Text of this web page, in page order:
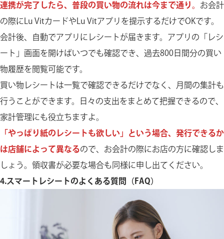
連携が完了したら、普段の買い物の流れは今まで通り。 お会計
の際にLu VitカードやLu Vitアプリを提示するだけでOKです。
会計後、自動でアプリにレシートが届きます。アプリの「レシ
ート」画面を開けばいつでも確認でき、過去800日間分の買い
物履歴を閲覧可能です。
買い物レシートは一覧で確認できるだけでなく、月間の集計も
行うことができます。日々の支出をまとめて把握できるので、
家計管理にも役立ちますよ。
「やっぱり紙のレシートも欲しい」という場合、発行できるか
は店舗によって異なるので、お会計の際にお店の方に確認しま
しょう。領収書が必要な場合も同様に申し出てください。
4.スマートレシートのよくある質問（FAQ）